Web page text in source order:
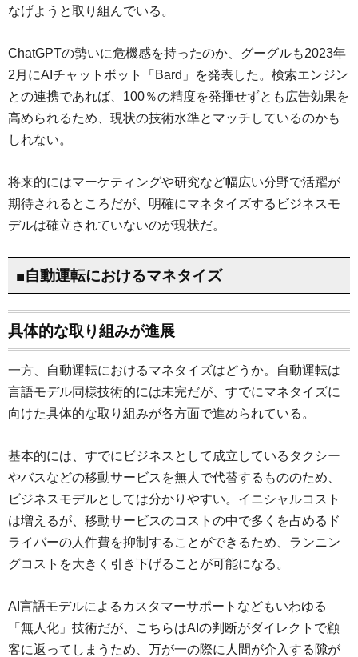
なげようと取り組んでいる。
ChatGPTの勢いに危機感を持ったのか、グーグルも2023年
2月にAIチャットボット「Bard」を発表した。検索エンジン
との連携であれば、100％の精度を発揮せずとも広告効果を
高められるため、現状の技術水準とマッチしているのかも
しれない。
将来的にはマーケティングや研究など幅広い分野で活躍が
期待されるところだが、明確にマネタイズするビジネスモ
デルは確立されていないのが現状だ。
■自動運転におけるマネタイズ
具体的な取り組みが進展
一方、自動運転におけるマネタイズはどうか。自動運転は
言語モデル同様技術的には未完だが、すでにマネタイズに
向けた具体的な取り組みが各方面で進められている。
基本的には、すでにビジネスとして成立しているタクシー
やバスなどの移動サービスを無人で代替するもののため、
ビジネスモデルとしては分かりやすい。イニシャルコスト
は増えるが、移動サービスのコストの中で多くを占めるド
ライバーの人件費を抑制することができるため、ランニン
グコストを大きく引き下げることが可能になる。
AI言語モデルによるカスタマーサポートなどもいわゆる
「無人化」技術だが、こちらはAIの判断がダイレクトで顧
客に返ってしまうため、万が一の際に人間が介入する隙が